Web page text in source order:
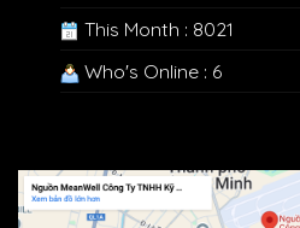
This Month : 8021
Who's Online : 6